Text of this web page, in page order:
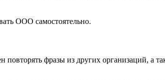
ООО самостоятельно.
фразы из других организаций, а